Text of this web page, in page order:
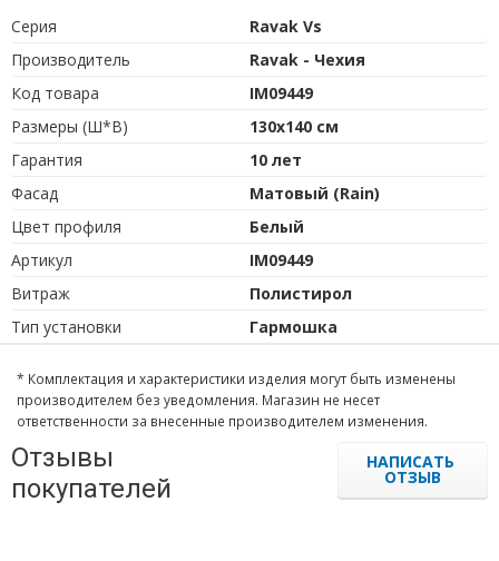
Серия
Ravak Vs
Производитель
Ravak - Чехия
Код товара
IM09449
Размеры (Ш*В)
130х140 см
Гарантия
10 лет
Фасад
Матовый (Rain)
Цвет профиля
Белый
Артикул
IM09449
Витраж
Полистирол
Тип установки
Гармошка
* Комплектация и характеристики изделия могут быть изменены
производителем без уведомления. Магазин не несет
ответственности за внесенные производителем изменения.
Отзывы
покупателей
НАПИСАТЬ
ОТЗЫВ